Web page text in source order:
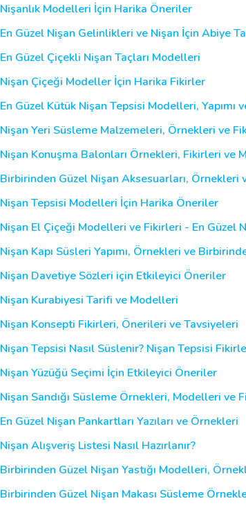
Nişanlık Modelleri İçin Harika Öneriler
En Güzel Nişan Gelinlikleri ve Nişan İçin Abiye
En Güzel Çiçekli Nişan Taçları Modelleri
Nişan Çiçeği Modeller İçin Harika Fikirler
En Güzel Kütük Nişan Tepsisi Modelleri, Yapımı
Nişan Yeri Süsleme Malzemeleri, Örnekleri ve
Nişan Konuşma Balonları Örnekleri, Fikirleri ve
Birbirinden Güzel Nişan Aksesuarları, Örnekleri
Nişan Tepsisi Modelleri İçin Harika Öneriler
Nişan El Çiçeği Modelleri ve Fikirleri - En Güzel
Nişan Kapı Süsleri Yapımı, Örnekleri ve
Nişan Davetiye Sözleri için Etkileyici Öneriler
Nişan Kurabiyesi Tarifi ve Modelleri
Nişan Konsepti Fikirleri, Önerileri ve Tavsiyeleri
Nişan Tepsisi Nasıl Süslenir? Nişan Tepsisi
Nişan Yüzüğü Seçimi İçin Etkileyici Öneriler
Nişan Sandığı Süsleme Örnekleri, Modelleri ve
En Güzel Nişan Pankartları Yazıları ve Örnekleri
Nişan Alışveriş Listesi Nasıl Hazırlanır?
Birbirinden Güzel Nişan Yastığı Modelleri,
Birbirinden Güzel Nişan Makası Süsleme